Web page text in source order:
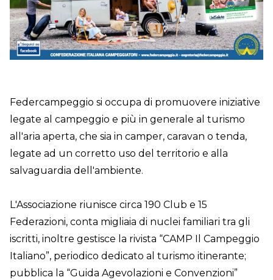
Federcampeggio si occupa di promuovere iniziative
legate al campeggio e più in generale al turismo
all'aria aperta, che sia in camper, caravan o tenda,
legate ad un corretto uso del territorio e alla
salvaguardia dell'ambiente.
L'Associazione riunisce circa 190 Club e 15
Federazioni, conta migliaia di nuclei familiari tra gli
iscritti, inoltre gestisce la rivista “CAMP Il Campeggio
Italiano”, periodico dedicato al turismo itinerante;
pubblica la “Guida Agevolazioni e Convenzioni”